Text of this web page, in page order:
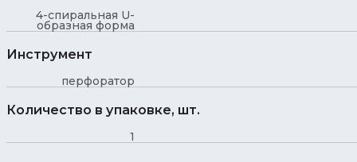
4-спиральная U-
образная форма
Инструмент
перфоратор
Количество в упаковке, шт.
1